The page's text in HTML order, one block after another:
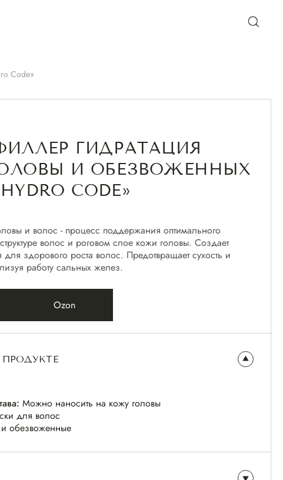
Code»
ГИДРАТАЦИЯ
И ОБЕЗВОЖЕННЫХ
CODE»
и волос - процесс поддержания оптимального
волос и роговом слое кожи головы. Создает
здорового роста волос. Предотвращает сухость и
работу сальных желез.
Ozon
Можно наносить на кожу головы
для волос
обезвоженные